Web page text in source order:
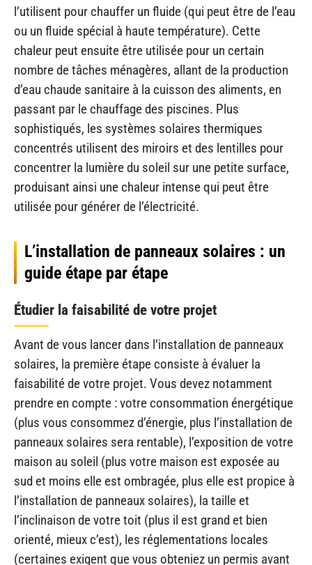
l’utilisent pour chauffer un fluide (qui peut être de l’eau
ou un fluide spécial à haute température). Cette
chaleur peut ensuite être utilisée pour un certain
nombre de tâches ménagères, allant de la production
d’eau chaude sanitaire à la cuisson des aliments, en
passant par le chauffage des piscines. Plus
sophistiqués, les systèmes solaires thermiques
concentrés utilisent des miroirs et des lentilles pour
concentrer la lumière du soleil sur une petite surface,
produisant ainsi une chaleur intense qui peut être
utilisée pour générer de l’électricité.
L’installation de panneaux solaires : un
guide étape par étape
Étudier la faisabilité de votre projet
Avant de vous lancer dans l’installation de panneaux
solaires, la première étape consiste à évaluer la
faisabilité de votre projet. Vous devez notamment
prendre en compte : votre consommation énergétique
(plus vous consommez d’énergie, plus l’installation de
panneaux solaires sera rentable), l’exposition de votre
maison au soleil (plus votre maison est exposée au
sud et moins elle est ombragée, plus elle est propice à
l’installation de panneaux solaires), la taille et
l’inclinaison de votre toit (plus il est grand et bien
orienté, mieux c’est), les réglementations locales
(certaines exigent que vous obteniez un permis avant